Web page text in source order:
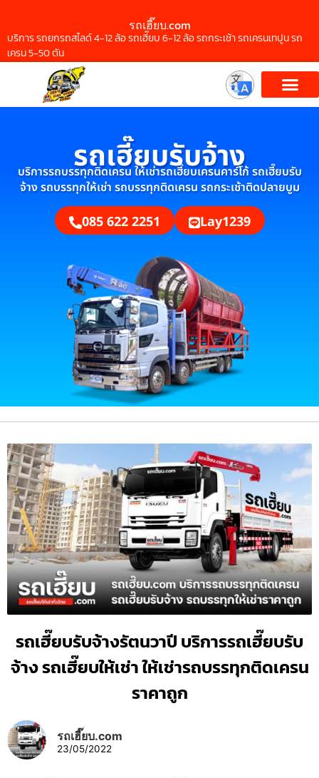
รถเฮี๊ยบ.com
บริการ รถยกรถสไลด์ 4-12 ล้อ รถเฮี๊ยบ 6-12 ล้อ รถกระเช้า รถเครนเทปูน รถ
เครน 5-50 ตัน
รถเฮี๊ยบรับจ้าง
บริการรถบรรทุกติดเครน ให้เช่ารถเฮี๊ยบเครนคาร์โก้ รถเฮี๊ยบรับ
จ้าง รถบรรทุกให้เช่า รถบรรทุกติดเครน รถกระเช้าติดปลายบูม
085 622 2251 Lay1239
รถเฮี๊ยบรับจ้างรัตนวาปี บริการรถเฮี๊ยบรับ
จ้าง รถเฮี๊ยบให้เช่า ให้เช่ารถบรรทุกติดเครน
ราคาถูก
รถเฮี๊ยบ.com
23/05/2022